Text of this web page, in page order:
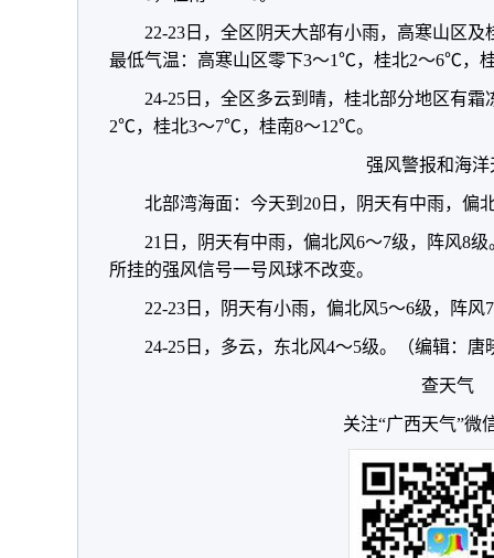
22-23日，全区阴天大部有小雨，高寒山区
最低气温：高寒山区零下3～1℃，桂北2～6℃，
24-25日，全区多云到晴，桂北部分地区有
2℃，桂北3～7℃，桂南8～12℃。
强风警报和海洋
北部湾海面：今天到20日，阴天有中雨，偏
21日，阴天有中雨，偏北风6～7级，阵风8
所挂的强风信号一号风球不改变。
22-23日，阴天有小雨，偏北风5～6级，阵风
24-25日，多云，东北风4～5级。 （编辑：唐
查天气
关注“广西天气”微